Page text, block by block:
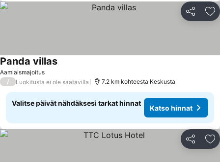
Jaa
Aamiaismajoitus
Panda villas
/ Luokitusta ei ole saatavilla 7.2 km kohteesta Keskusta
Valitse päivät nähdäksesi tarkat hinnat
Katso hinnat
Jaa